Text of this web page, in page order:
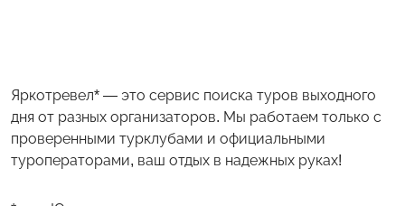
Яркотревел* — это сервис поиска туров выходного
дня от разных организаторов. Мы работаем только с
проверенными турклубами и официальными
туроператорами, ваш отдых в надежных руках!